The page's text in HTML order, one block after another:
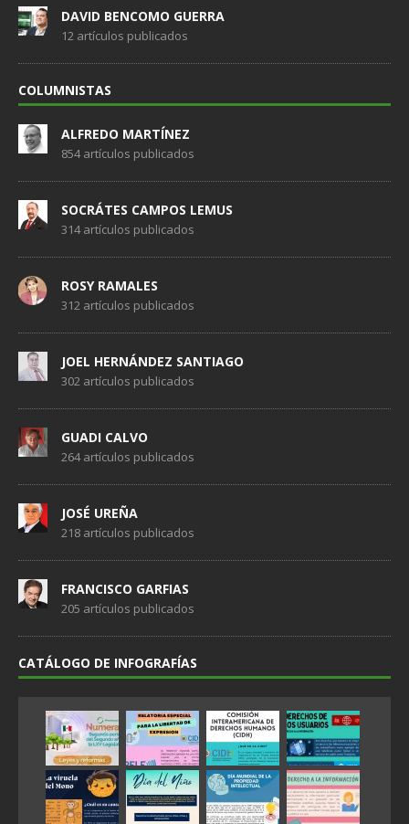
DAVID BENCOMO GUERRA
12 artículos publicados
COLUMNISTAS
ALFREDO MARTÍNEZ
854 artículos publicados
SOCRÁTES CAMPOS LEMUS
314 artículos publicados
ROSY RAMALES
312 artículos publicados
JOEL HERNÁNDEZ SANTIAGO
302 artículos publicados
GUADI CALVO
264 artículos publicados
JOSÉ UREÑA
218 artículos publicados
FRANCISCO GARFIAS
205 artículos publicados
CATÁLOGO DE INFOGRAFÍAS